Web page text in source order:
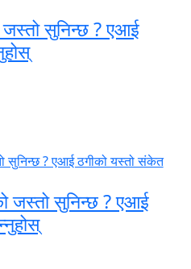
सुनिन्छ ? एआई
सुनिन्छ ? एआई